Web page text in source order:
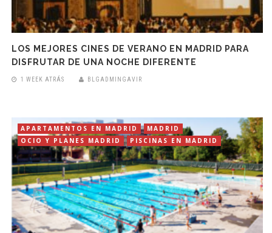
LOS MEJORES CINES DE VERANO EN MADRID PARA
DISFRUTAR DE UNA NOCHE DIFERENTE
1 WEEK ATRÁS BLGADMINGAVIR
APARTAMENTOS EN MADRID
MADRID
OCIO Y PLANES MADRID
PISCINAS EN MADRID